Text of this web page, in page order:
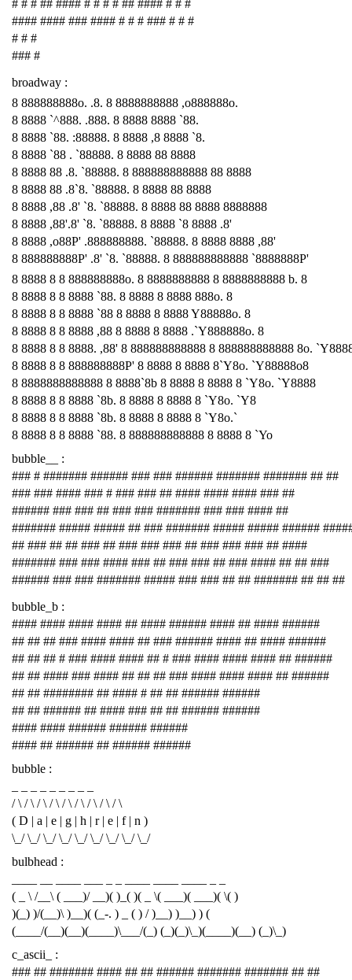
# # # ## #### # # # # ## #### # # #
#### #### ### #### # # # ### # # #
# # #
### #
broadway :
8 888888888o. .8. 8 8888888888 ,o888888o.
8 8888 `^888. .888. 8 8888 8888 `88.
8 8888 `88. :88888. 8 8888 ,8 8888 `8.
8 8888 `88 . `88888. 8 8888 88 8888
8 8888 88 .8. `88888. 8 888888888888 88 8888
8 8888 88 .8`8. `88888. 8 8888 88 8888
8 8888 ,88 .8' `8. `88888. 8 8888 88 8888 8888888
8 8888 ,88'.8' `8. `88888. 8 8888 `8 8888 .8'
8 8888 ,o88P' .888888888. `88888. 8 8888 8888 ,88'
8 888888888P' .8' `8. `88888. 8 888888888888 `8888888P'
8 8888 8 8 888888888o. 8 8888888888 8 8888888888 b. 8
8 8888 8 8 8888 `88. 8 8888 8 8888 888o. 8
8 8888 8 8 8888 `88 8 8888 8 8888 Y88888o. 8
8 8888 8 8 8888 ,88 8 8888 8 8888 .`Y888888o. 8
8 8888 8 8 8888. ,88' 8 888888888888 8 888888888888 8o.
8 8888 8 8 888888888P' 8 8888 8 8888 8`Y8o. `Y88888o8
8 8888888888888 8 8888`8b 8 8888 8 8888 8 `Y8o. `Y8888
8 8888 8 8 8888 `8b. 8 8888 8 8888 8 `Y8o. `Y8
8 8888 8 8 8888 `8b. 8 8888 8 8888 8 `Y8o.`
8 8888 8 8 8888 `88. 8 888888888888 8 8888 8 `Yo
bubble__ :
### # ####### ###### ### ### ###### ####### ####### ## ##
### ### #### ### # ### ### ## #### #### #### ### ##
###### ### ### ## ### ### ####### ### ### #### ##
####### ##### ##### ## ### ####### ##### ##### ######
## ### ## ## ### ## ### ### ### ## ### ### ### ## ####
####### ### ### #### ### ## ### ### ## ### #### ## ## ###
###### ### ### ####### ##### ### ### ## ## ####### ## ## ##
bubble_b :
#### #### #### #### ## #### ###### #### ## #### ######
## ## ## ### #### #### ## ### ###### #### ## #### ######
## ## ## # ### #### #### ## # ### #### #### #### ## ######
## ## #### ### #### ## ## ## ### #### #### #### ## ######
## ## ######## ## #### # ## ## ###### ######
## ## ###### ## #### ### ## ## ###### ######
#### #### ###### ###### ######
#### ## ###### ## ###### ######
bubble :
/ \ / \ / \ / \ / \ / \ / \ / \ / \
( D | a | e | g | h | r | e | f | n )
\_/ \_/ \_/ \_/ \_/ \_/ \_/ \_/ \_/
bulbhead :
( _ \ /__\ ( ___)/ __)( )_( )( _ \( ___)( ___)( \( )
)(_) )/(__)\ )__)( (_-. ) _ ( ) / )__) )__) ) (
(____/(__)(__)(____)\___/(_) (_)(_)\_)(____)(__) (_)\_)
c_ascii_ :
### ## ####### #### ## ## ###### ####### ####### ## ##